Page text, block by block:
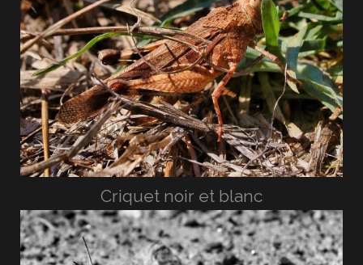
Criquet noir et blanc